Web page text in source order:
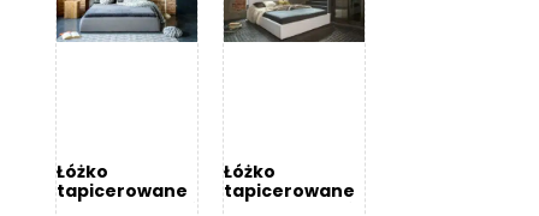
Łóżko
tapicerowane
Łóżko
tapicerowane